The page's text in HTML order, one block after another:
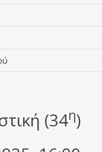
(34η)